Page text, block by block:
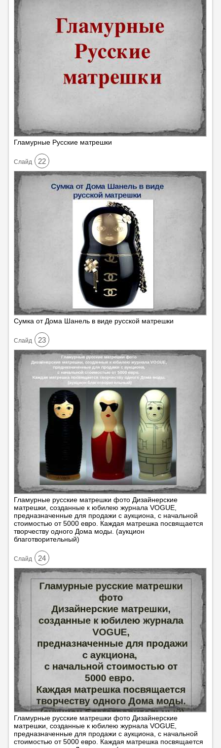
Гламурные Русские матрешки
Cлайд 22
Сумка от Дома Шанель в виде русской матрешки
Cлайд 23
Гламурные русские матрешки фото Дизайнерские
матрешки, созданные к юбилею журнала VOGUE,
предназначенные для продажи с аукциона, с начальной
стоимостью от 5000 евро. Каждая матрешка посвящается
творчеству одного Дома моды. (аукцион
благотворительный)
Cлайд 24
Гламурные русские матрешки фото Дизайнерские
матрешки, созданные к юбилею журнала VOGUE,
предназначенные для продажи с аукциона, с начальной
стоимостью от 5000 евро. Каждая матрешка посвящается